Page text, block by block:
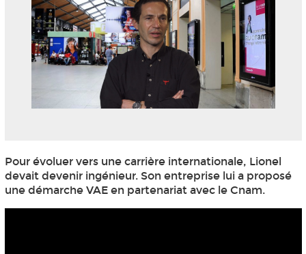
Pour évoluer vers une carrière internationale, Lionel
devait devenir ingénieur. Son entreprise lui a proposé
une démarche VAEen partenariat avec le Cnam.